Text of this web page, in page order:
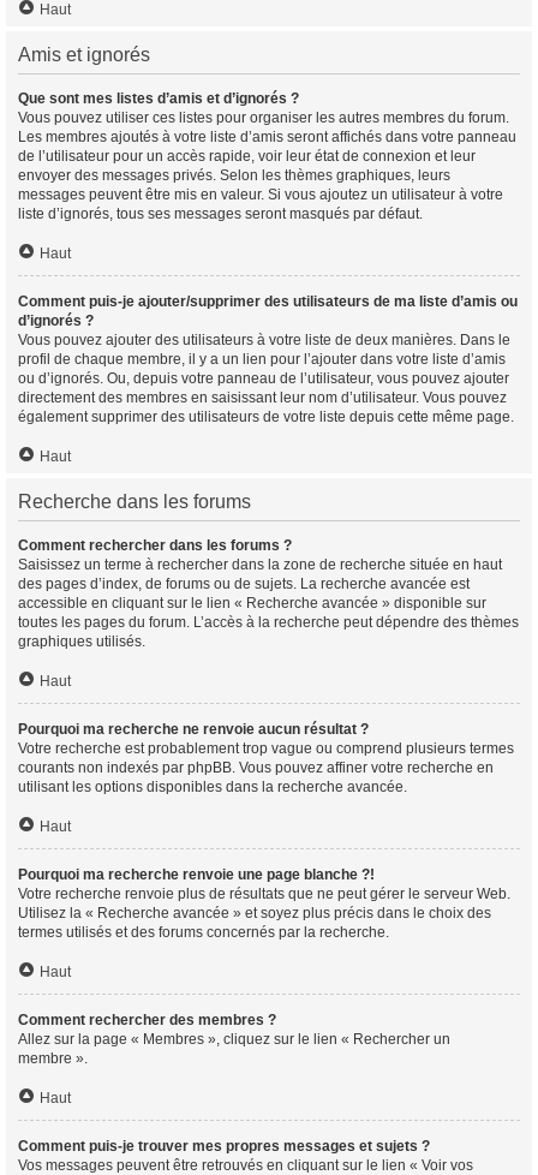
Haut
Amis et ignorés
Que sont mes listes d’amis et d’ignorés ?
Vous pouvez utiliser ces listes pour organiser les autres membres du forum.
Les membres ajoutés à votre liste d’amis seront affichés dans votre panneau
de l’utilisateur pour un accès rapide, voir leur état de connexion et leur
envoyer des messages privés. Selon les thèmes graphiques, leurs
messages peuvent être mis en valeur. Si vous ajoutez un utilisateur à votre
liste d’ignorés, tous ses messages seront masqués par défaut.
Haut
Comment puis-je ajouter/supprimer des utilisateurs de ma liste d’amis ou
d’ignorés ?
Vous pouvez ajouter des utilisateurs à votre liste de deux manières. Dans le
profil de chaque membre, il y a un lien pour l’ajouter dans votre liste d’amis
ou d’ignorés. Ou, depuis votre panneau de l’utilisateur, vous pouvez ajouter
directement des membres en saisissant leur nom d’utilisateur. Vous pouvez
également supprimer des utilisateurs de votre liste depuis cette même page.
Haut
Recherche dans les forums
Comment rechercher dans les forums ?
Saisissez un terme à rechercher dans la zone de recherche située en haut
des pages d’index, de forums ou de sujets. La recherche avancée est
accessible en cliquant sur le lien « Recherche avancée » disponible sur
toutes les pages du forum. L’accès à la recherche peut dépendre des thèmes
graphiques utilisés.
Haut
Pourquoi ma recherche ne renvoie aucun résultat ?
Votre recherche est probablement trop vague ou comprend plusieurs termes
courants non indexés par phpBB. Vous pouvez affiner votre recherche en
utilisant les options disponibles dans la recherche avancée.
Haut
Pourquoi ma recherche renvoie une page blanche ?!
Votre recherche renvoie plus de résultats que ne peut gérer le serveur Web.
Utilisez la « Recherche avancée » et soyez plus précis dans le choix des
termes utilisés et des forums concernés par la recherche.
Haut
Comment rechercher des membres ?
Allez sur la page « Membres », cliquez sur le lien « Rechercher un
membre ».
Haut
Comment puis-je trouver mes propres messages et sujets ?
Vos messages peuvent être retrouvés en cliquant sur le lien « Voir vos